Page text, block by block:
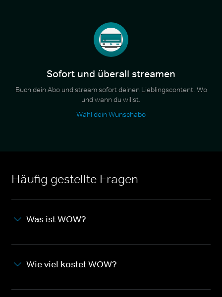
Sofort und überall streamen
Buch dein Abo und stream sofort deinen Lieblingscontent. Wo
und wann du willst.
Wähl dein Wunschabo
Häufig gestellte Fragen
Was ist WOW?
Wie viel kostet WOW?